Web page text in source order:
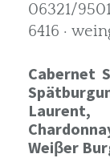
06321/
6416 ·
Cabernet
Laurent,
Weiβer